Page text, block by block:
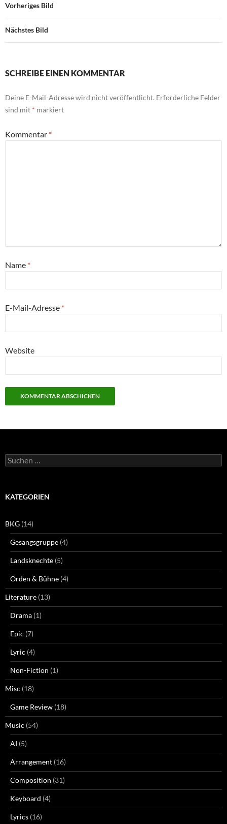
Vorheriges Bild
Nächstes Bild
SCHREIBE EINEN KOMMENTAR
Deine E-Mail-Adresse wird nicht veröffentlicht. Erforderliche Felder
sind mit * markiert
Kommentar *
Name *
E-Mail-Adresse *
Website
Suchen
nach:
KATEGORIEN
BKG (14)
Gesangsgruppe (4)
Landsknechte (5)
Orden & Bühne (4)
Literature (13)
Drama (1)
Epic (7)
Lyric (4)
Non-Fiction (1)
Misc (18)
Game Review (18)
Music (54)
AI (5)
Arrangement (16)
Composition (31)
Keyboard (4)
Lyrics (16)